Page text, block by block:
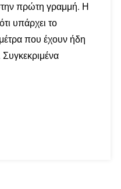
στην πρώτη γραμμή. Η
υπάρχει το
που έχουν ήδη
Συγκεκριμένα